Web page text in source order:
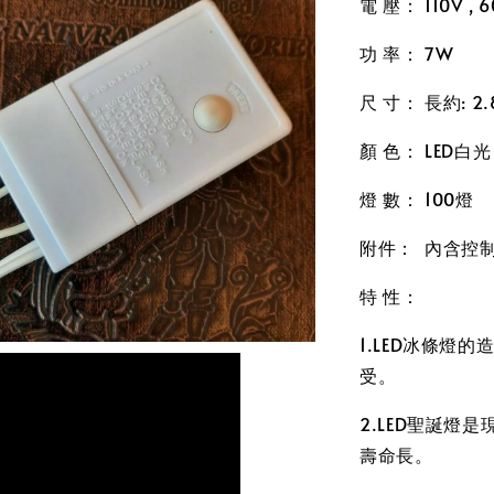
功 率： 7W
尺 寸： 長約:
顏 色： LED白
燈 數： 100燈
附件： 內含控
特 性：
1.LED冰條燈的
受。
2.LED聖誕燈是
壽命長。